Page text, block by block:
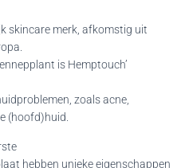
skincare merk, afkomstig uit
is Hemptouch’
zoals acne,
(hoofd)huid.
hebben unieke eigenschappen